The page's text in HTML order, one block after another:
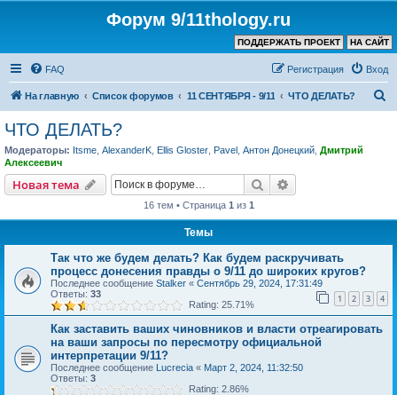
Форум 9/11thology.ru
НА САЙТ
ПОДДЕРЖАТЬ ПРОЕКТ
FAQ Вход
Регистрация
На главную Список форумов 11 СЕНТЯБРЯ - 9/11 ЧТО ДЕЛАТЬ?
ЧТО ДЕЛАТЬ?
Модераторы: Itsme AlexanderK Ellis Gloster Pavel Антон Донецкий Дмитрий
Алексеевич
Новая тема Поиск
16 тем • Страница 1 из 1
Темы
Так что же будем делать? Как будем раскручивать
процесс донесения правды о 9/11 до широких кругов?
Последнее сообщение Stalker « Сентябрь 29, 2024, 17:31:49
Ответы: 33 1 2 3 4
Rating: 25.71%
Как заставить ваших чиновников и власти отреагировать
на ваши запросы по пересмотру официальной
интерпретации 9/11?
Последнее сообщение Lucrecia « Март 2, 2024, 11:32:50
Ответы: 3
Rating: 2.86%